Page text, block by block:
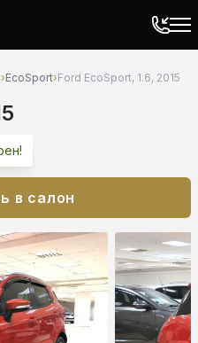
›EcoSport›Ford EcoSport, 1.6, 2015
в салон